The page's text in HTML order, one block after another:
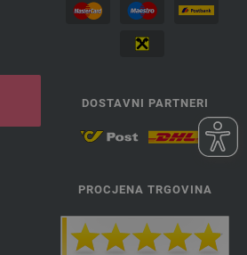
DOSTAVNI PARTNERI
PROCJENA TRGOVINA